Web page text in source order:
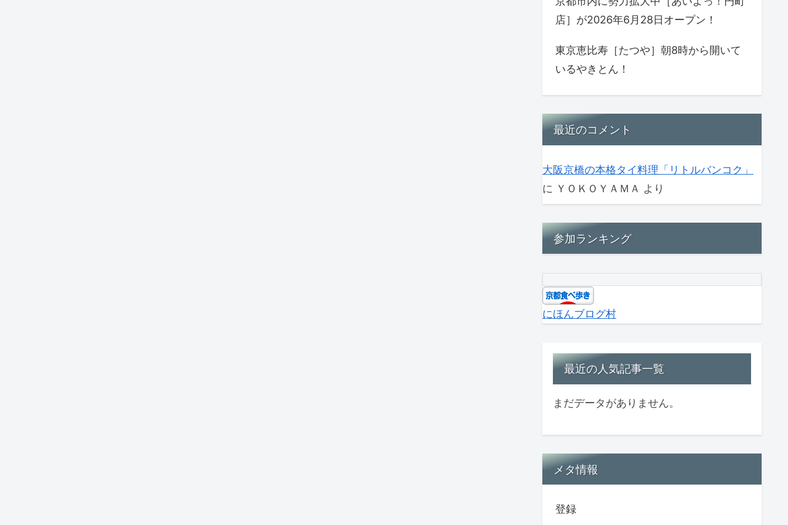
店］が2026年6月28日オープン！
東京恵比寿［たつや］朝8時から開いて
いるやきとん！
最近のコメント
大阪京橋の本格タイ料理「リトルバンコク」
に ＹＯＫＯＹＡＭＡ より
参加ランキング
にほんブログ村
最近の人気記事一覧
まだデータがありません。
メタ情報
登録